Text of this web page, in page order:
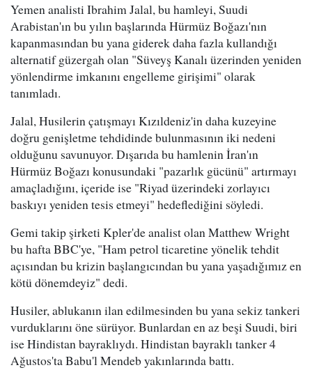
Yemen analisti Ibrahim Jalal, bu hamleyi, Suudi
Arabistan'ın bu yılın başlarında Hürmüz Boğazı'nın
kapanmasından bu yana giderek daha fazla kullandığı
alternatif güzergah olan "Süveyş Kanalı üzerinden yeniden
yönlendirme imkanını engelleme girişimi" olarak
tanımladı.
Jalal, Husilerin çatışmayı Kızıldeniz'in daha kuzeyine
doğru genişletme tehdidinde bulunmasının iki nedeni
olduğunu savunuyor. Dışarıda bu hamlenin İran'ın
Hürmüz Boğazı konusundaki "pazarlık gücünü" artırmayı
amaçladığını, içeride ise "Riyad üzerindeki zorlayıcı
baskıyı yeniden tesis etmeyi" hedeflediğini söyledi.
Gemi takip şirketi Kpler'de analist olan Matthew Wright
bu hafta BBC'ye, "Ham petrol ticaretine yönelik tehdit
açısından bu krizin başlangıcından bu yana yaşadığımız en
kötü dönemdeyiz" dedi.
Husiler, ablukanın ilan edilmesinden bu yana sekiz tankeri
vurduklarını öne sürüyor. Bunlardan en az beşi Suudi, biri
ise Hindistan bayraklıydı. Hindistan bayraklı tanker 4
Ağustos'ta Babu'l Mendeb yakınlarında battı.